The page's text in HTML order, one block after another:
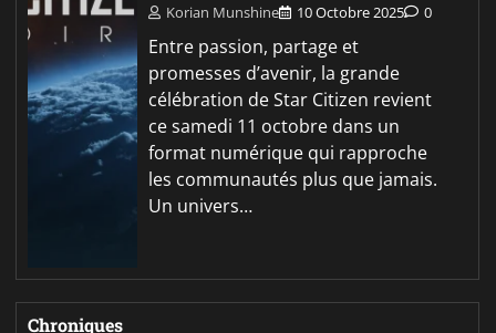
Korian Munshine 10 Octobre 2025 0
Entre passion, partage et
promesses d’avenir, la grande
célébration de Star Citizen revient
ce samedi 11 octobre dans un
format numérique qui rapproche
les communautés plus que jamais.
Un univers…
Chroniques